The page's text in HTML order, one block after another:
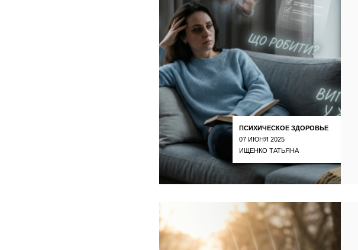
ПСИХИЧЕСКОЕ ЗДОРОВЬЕ
07 ИЮНЯ 2025
ИЩЕНКО ТАТЬЯНА